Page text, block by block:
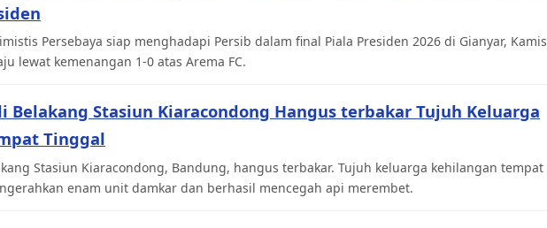
Persebaya siap menghadapi Persib dalam final Piala Presiden 2026 di Gianyar, Kamis
lewat kemenangan 1-0 atas Arema FC.
Belakang Stasiun Kiaracondong Hangus terbakar Tujuh Keluarga
Tinggal
Stasiun Kiaracondong, Bandung, hangus terbakar. Tujuh keluarga kehilangan tempat
enam unit damkar dan berhasil mencegah api merembet.